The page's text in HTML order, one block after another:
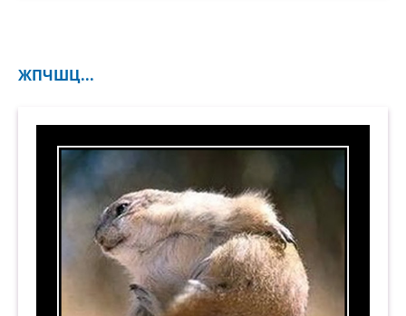
ЖПЧШЦ...